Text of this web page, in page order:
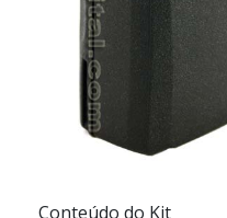
Conteúdo do Kit